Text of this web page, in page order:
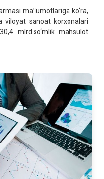
ma’lumotlariga ko‘ra,
viloyat sanoat korxonalari
mlrd.so‘mlik mahsulot